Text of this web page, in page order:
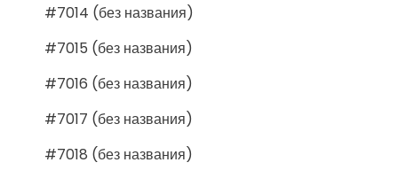
#7014 (без названия)
#7015 (без названия)
#7016 (без названия)
#7017 (без названия)
#7018 (без названия)